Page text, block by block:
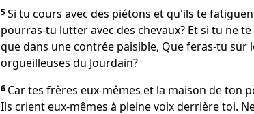
5Si tu cours avec des piétons et qu'ils te
pourras-tu lutter avec des chevaux? Et si tu ne
que dans une contrée paisible, Que feras-tu sur
orgueilleuses du Jourdain?
6 Car tes frères eux-mêmes et la maison de ton
Ils crient eux-mêmes à pleine voix derrière toi.